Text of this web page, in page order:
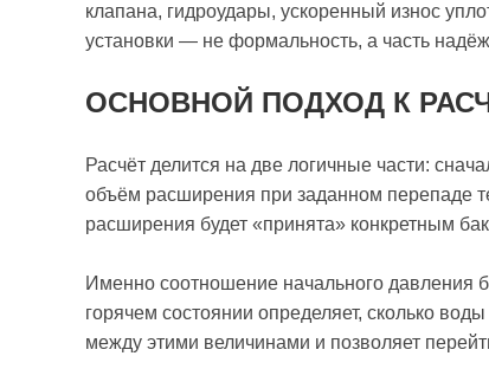
клапана, гидроудары, ускоренный износ
установки — не формальность, а часть
ОСНОВНОЙ ПОДХОД К
Расчёт делится на две логичные части:
объём расширения при заданном перепаде
расширения будет «принята» конкретным
Именно соотношение начального давления
горячем состоянии определяет, сколько
между этими величинами и позволяет